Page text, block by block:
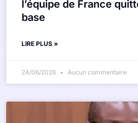
l’équipe de France
base
LIRE PLUS »
24/06/2026 Aucun commentaire